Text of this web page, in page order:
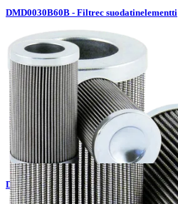
DMD0030B60B - Filtrec suodatinelementti
DMD0030E03B - Filtrec suodatinelementti